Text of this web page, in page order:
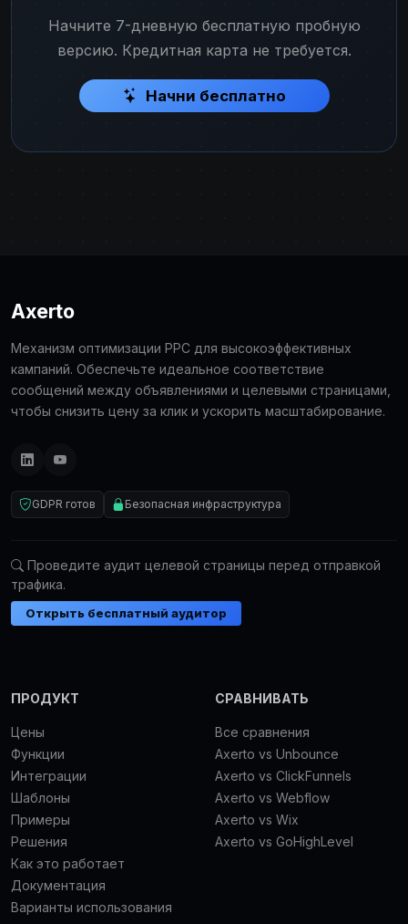
Начните 7-дневную бесплатную пробную
версию. Кредитная карта не требуется.
Начни бесплатно
Axerto
Механизм оптимизации PPC для высокоэффективных
кампаний. Обеспечьте идеальное соответствие
сообщений между объявлениями и целевыми страницами,
чтобы снизить цену за клик и ускорить масштабирование.
GDPR готов Безопасная инфраструктура
Проведите аудит целевой страницы перед отправкой
трафика.
Открыть бесплатный аудитор
ПРОДУКТ
Цены
Функции
Интеграции
Шаблоны
Примеры
Решения
Как это работает
Документация
Варианты использования
СРАВНИВАТЬ
Все сравнения
Axerto vs Unbounce
Axerto vs ClickFunnels
Axerto vs Webflow
Axerto vs Wix
Axerto vs GoHighLevel